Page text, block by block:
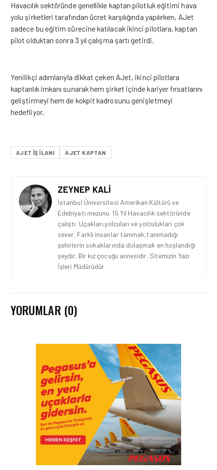
Havacılık sektöründe genellikle kaptan pilotluk eğitimi hava
yolu şirketleri tarafından ücret karşılığında yapılırken, AJet
sadece bu eğitim sürecine katılacak ikinci pilotlara, kaptan
pilot olduktan sonra 3 yıl çalışma şartı getirdi.
Yenilikçi adımlarıyla dikkat çeken AJet, ikinci pilotlara
kaptanlık imkanı sunarak hem şirket içindekariyer fırsatlarını
geliştirmeyi hem de kokpit kadrosunu genişletmeyi
hedefliyor.
AJET IŞ ILANI AJET KAPTAN
ZEYNEP KALI
İstanbul Üniversitesi Amerikan Kültürü ve
Edebiyatı mezunu. 15 Yıl Havacılık sektöründe
çalıştı. Uçakları,yolcuları ve yolculukları çok
sever. Farklı insanlar tanımak,tanımadığı
şehirlerin sokaklarında dolaşmak en hoşlandığı
şeydir. Bir kız çocuğu annesidir. Sitemizin Yazı
İşleri Müdürüdür
YORUMLAR (0)
HAVACILIK • 06 AĞU 2026
HITIT BILIŞIM 500’DE
SEKTÖREL YAZILIM
BIRINCISI
HAVACILIK • 05 AĞU 2026
YAKIT MALIYETLERINDEKI
YÜZDE 46’LIK ARTIŞA
KARŞI HANGI ÖNLEMLER
ALINIYOR?